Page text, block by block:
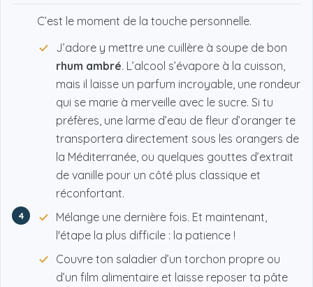
4
C’est le moment de la touche personnelle.
J’adore y mettre une cuillère à soupe de bon
rhum ambré. L’alcool s’évapore à la cuisson,
mais il laisse un parfum incroyable, une rondeur
qui se marie à merveille avec le sucre. Si tu
préfères, une larme d’eau de fleur d’oranger te
transportera directement sous les orangers de
la Méditerranée, ou quelques gouttes d’extrait
de vanille pour un côté plus classique et
réconfortant.
Mélange une dernière fois. Et maintenant,
l'étape la plus difficile : la patience !
Couvre ton saladier d’un torchon propre ou
d’un film alimentaire et laisse reposer ta pâte